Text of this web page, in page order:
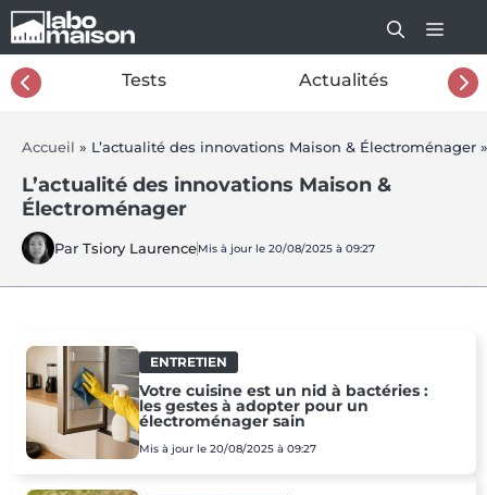
Aller
au
contenu
Tests Actualités
Accueil » L’actualité des innovations Maison & Électroménager
L’actualité des innovations Maison &
Électroménager
Par Tsiory LaurenceMis à jour le 20/08/2025 à 09:27
ENTRETIEN
Votre cuisine est un nid à bactéries :
les gestes à adopter pour un
électroménager sain
Mis à jour le 20/08/2025 à 09:27